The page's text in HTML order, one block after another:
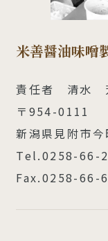
米善醤油味噌
責任者 清水
〒954-0111
新潟県見附市
Tel.0258-66-
Fax.0258-66-